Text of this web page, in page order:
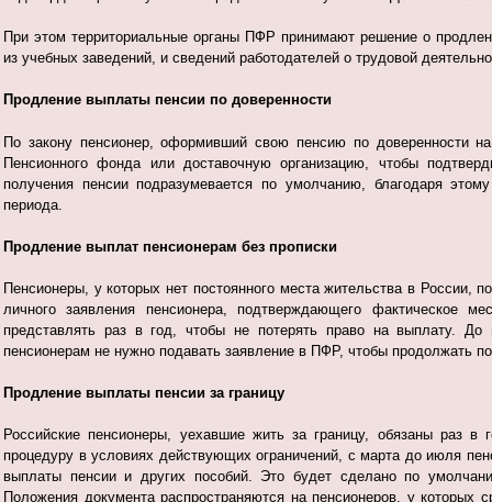
При этом территориальные органы ПФР принимают решение о
из учебных заведений, и сведений работодателей о трудовой
Продление выплаты пенсии по доверенности
По закону пенсионер, оформивший свою пенсию по доверенности
Пенсионного фонда или доставочную организацию, чтобы
получения пенсии подразумевается по умолчанию, благодаря
периода.
Продление выплат пенсионерам без прописки
Пенсионеры, у которых нет постоянного места жительства в России,
личного заявления пенсионера, подтверждающего фактическое
представлять раз в год, чтобы не потерять право на выплату.
пенсионерам не нужно подавать заявление в ПФР, чтобы продолжать
Продление выплаты пенсии за границу
Российские пенсионеры, уехавшие жить за границу, обязаны раз в
процедуру в условиях действующих ограничений, с марта до июля
выплаты пенсии и других пособий. Это будет сделано по
Положения документа распространяются на пенсионеров, у